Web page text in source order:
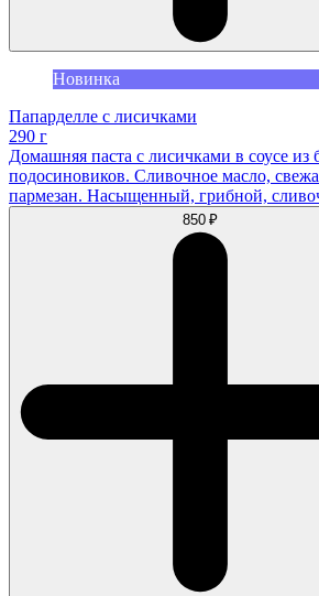
Новинка
Папарделле с лисичками
290 г
Домашняя паста с лисичками в соусе из
подосиновиков. Сливочное масло,
пармезан. Насыщенный, грибной,
850 ₽